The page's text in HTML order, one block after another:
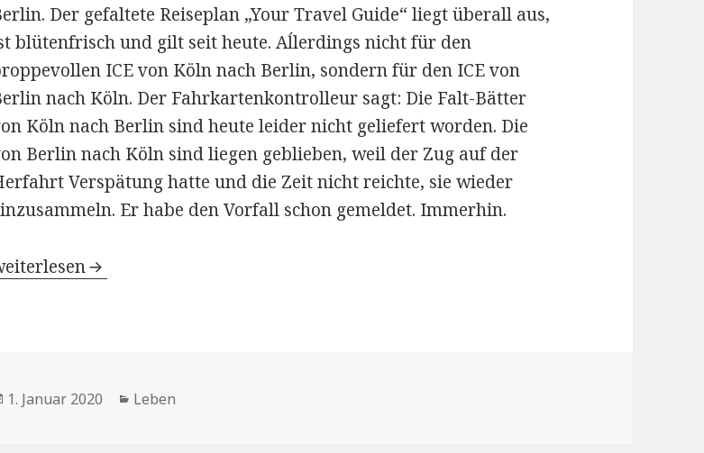
Der gefaltete Reiseplan „Your Travel Guide“ liegt überall aus,
blütenfrisch und gilt seit heute. Aĺlerdings nicht für den
ICE von Köln nach Berlin, sondern für den ICE von
nach Köln. Der Fahrkartenkontrolleur sagt: Die Falt-Bätter
Köln nach Berlin sind heute leider nicht geliefert worden. Die
Berlin nach Köln sind liegen geblieben, weil der Zug auf der
Verspätung hatte und die Zeit nicht reichte, sie wieder
Er habe den Vorfall schon gemeldet. Immerhin.
Veröffentlicht
1. Januar 2020 Kategorien
Leben